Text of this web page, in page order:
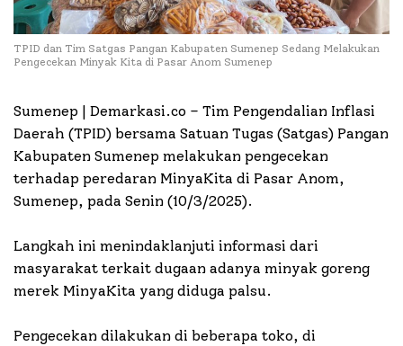
TPID dan Tim Satgas Pangan Kabupaten Sumenep Sedang Melakukan
Pengecekan Minyak Kita di Pasar Anom Sumenep
Sumenep | Demarkasi.co – Tim Pengendalian Inflasi
Daerah (TPID) bersama Satuan Tugas (Satgas) Pangan
Kabupaten Sumenep melakukan pengecekan
terhadap peredaran MinyaKita di Pasar Anom,
Sumenep, pada Senin (10/3/2025).
Langkah ini menindaklanjuti informasi dari
masyarakat terkait dugaan adanya minyak goreng
merek MinyaKita yang diduga palsu.
Pengecekan dilakukan di beberapa toko, di